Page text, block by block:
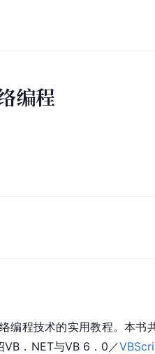
编程
编程技术的实用教程。本
VB．NET与VB 6．0／